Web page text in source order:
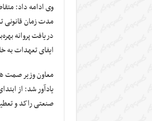
وی ادامه داد:
مدت زمان قانونی
دریافت پروانه
ایفای تعهدات به
معاون وزیر صمت
صنعتی راکد و